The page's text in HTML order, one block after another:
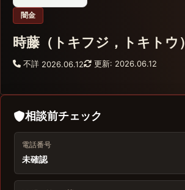
闇金
時藤（トキフジ，トキトウ）
不詳 2026.06.12 更新: 2026.06.12
相談前チェック
電話番号
未確認